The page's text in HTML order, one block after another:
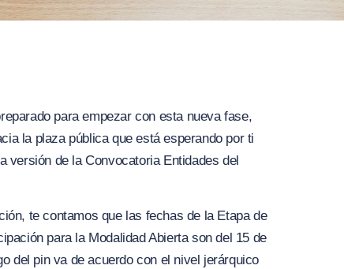
para empezar con esta nueva fase,
la plaza pública que está esperando por ti
versión de la Convocatoria Entidades del
te contamos que las fechas de la Etapa de
para la Modalidad Abierta son del 15 de
del pin va de acuerdo con el nivel jerárquico